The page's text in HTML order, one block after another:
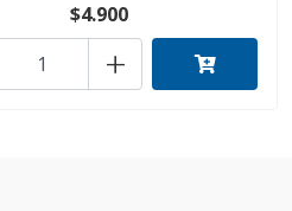
$4.900
+